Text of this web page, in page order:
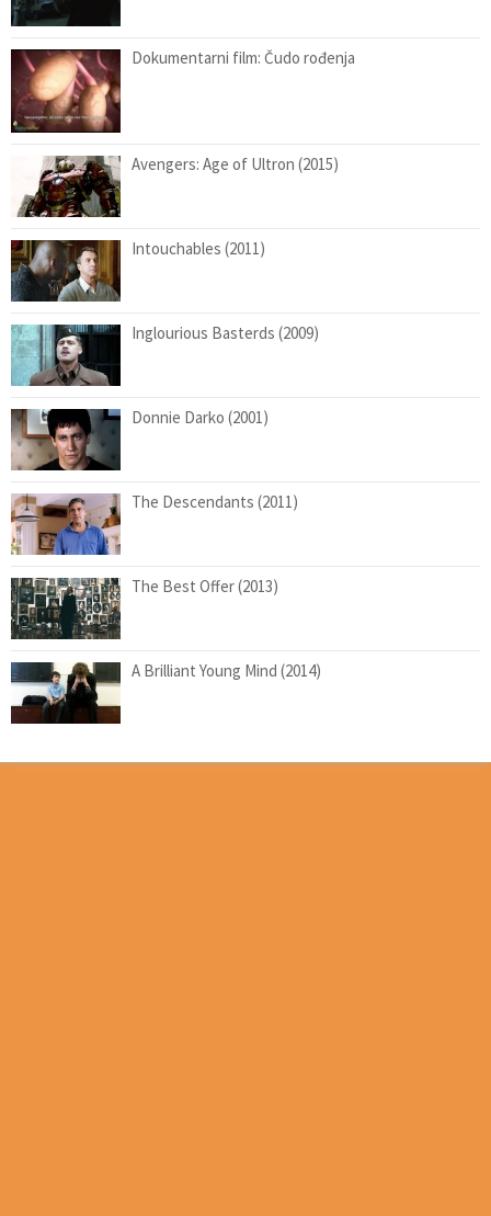
Dokumentarni film: Čudo rođenja
Avengers: Age of Ultron (2015)
Intouchables (2011)
Inglourious Basterds (2009)
Donnie Darko (2001)
The Descendants (2011)
The Best Offer (2013)
A Brilliant Young Mind (2014)